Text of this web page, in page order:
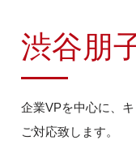
渋谷朋
企業VPを中心に、
ご対応致します。